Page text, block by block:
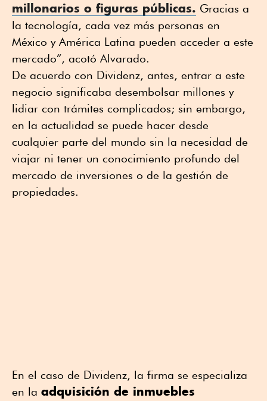
millonarios o figuras públicas. Gracias a
la tecnología, cada vez más personas en
México y América Latina pueden acceder a este
mercado”, acotó Alvarado.
De acuerdo con Dividenz, antes, entrar a este
negocio significaba desembolsar millones y
lidiar con trámites complicados; sin embargo,
en la actualidad se puede hacer desde
cualquier parte del mundo sin la necesidad de
viajar ni tener un conocimiento profundo del
mercado de inversiones o de la gestión de
propiedades.
En el caso de Dividenz, la firma se especializa
en la adquisición de inmuebles